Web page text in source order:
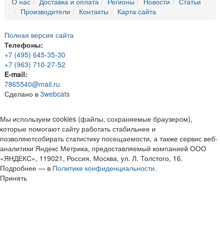
Производители
Контакты Карта сайта
Полная версия сайта
Телефоны:
+7 (495) 645-35-30
+7 (963) 710-27-52
E-mail:
7865540@mail.ru
Сделано в 3webcats
Мы используем cookies (файлы, сохраняемые браузером),
которые помогают сайту работать стабильнее и
позволяютсобирать статистику посещаемости, а также сервис веб-
аналитики Яндекс Метрика, предоставляемый компанией ООО
«ЯНДЕКС», 119021, Россия, Москва, ул. Л. Толстого, 16.
Подробнее — в Политике конфиденциальности.
Принять